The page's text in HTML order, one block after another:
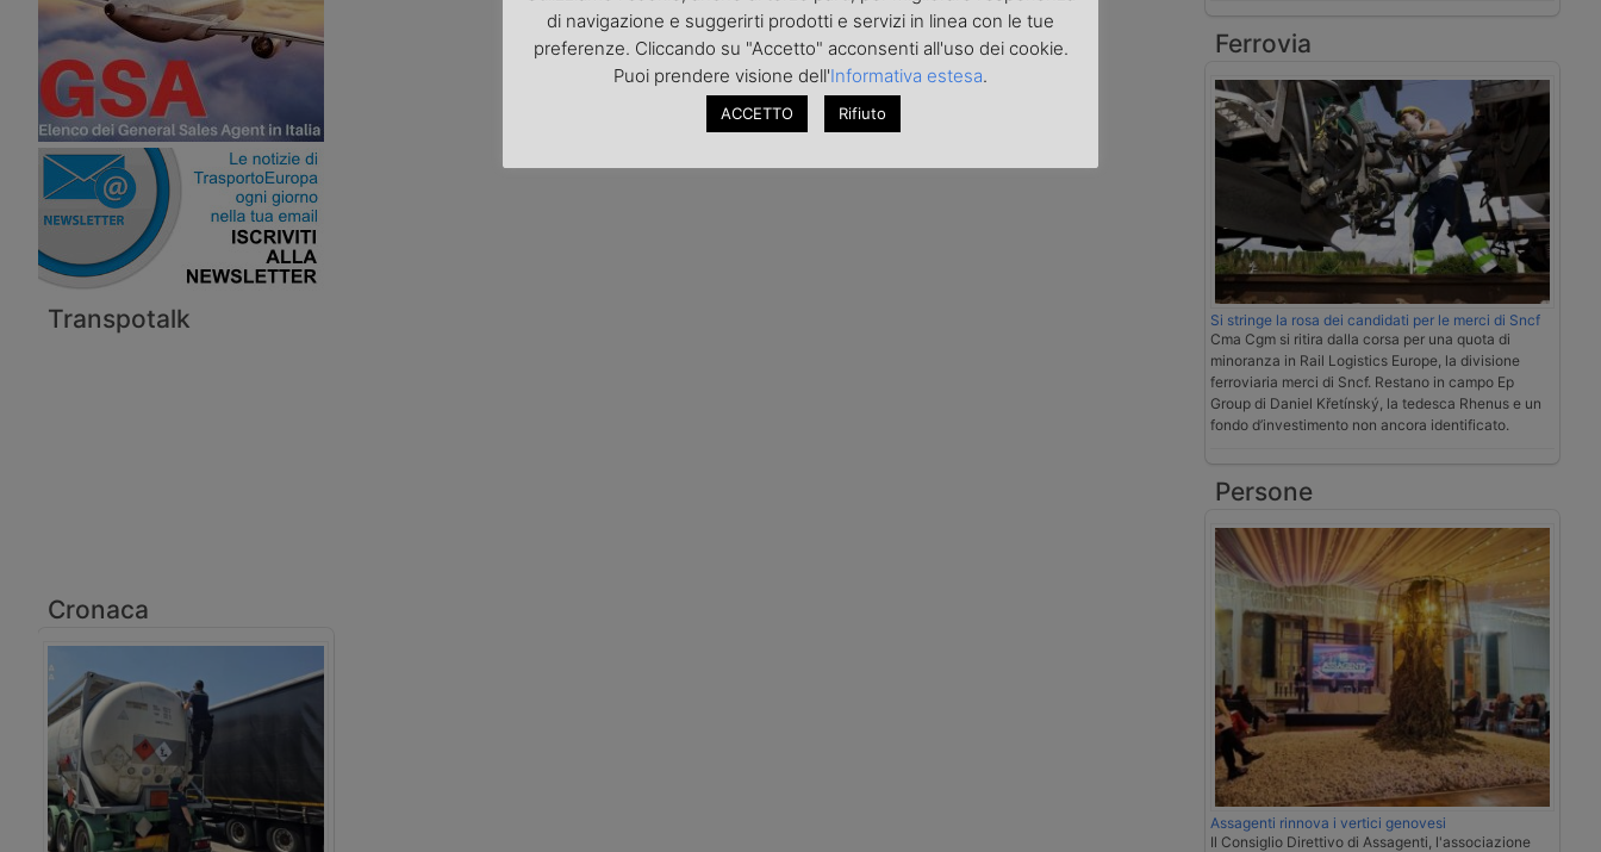
Transpotalk
Cronaca
Ferrovia
Si stringe la rosa dei candidati per le merci di Sncf
Cma Cgm si ritira dalla corsa per una quota di
minoranza in Rail Logistics Europe, la divisione
ferroviaria merci di Sncf. Restano in campo Ep
Group di Daniel Křetínský, la tedesca Rhenus e un
fondo d’investimento non ancora identificato.
Persone
Assagenti rinnova i vertici genovesi
Il Consiglio Direttivo di Assagenti, l'associazione
di navigazione e suggerirti prodotti e servizi in linea con le tue
preferenze. Cliccando su "Accetto" acconsenti all'uso dei cookie.
Puoi prendere visione dell'Informativa estesa.
ACCETTO Rifiuto